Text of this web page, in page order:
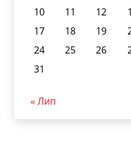
10
11 12
17
18 19
24
25 26
31
« Лип